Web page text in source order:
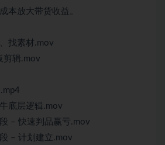
本放大带货收益。
找素材.mov
剪辑.mov
底层逻辑.mov
– 快速判品赢亏.mov
– 计划建立.mov